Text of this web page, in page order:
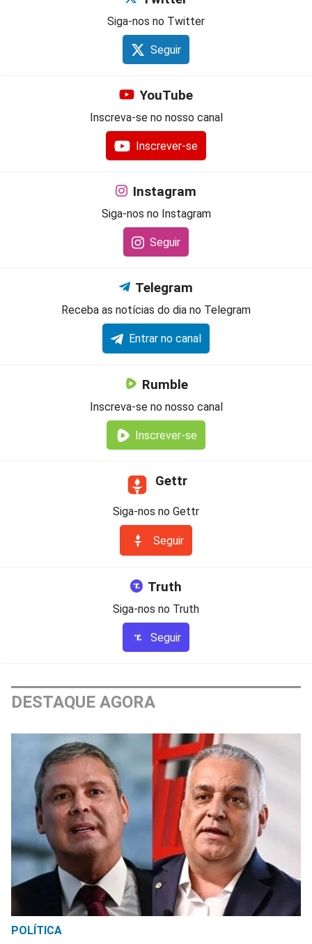
Siga-nos no Twitter
Seguir
YouTube
Inscreva-se no nosso canal
Inscrever-se
Instagram
Siga-nos no Instagram
Seguir
Telegram
Receba as notícias do dia no Telegram
Entrar no canal
Rumble
Inscreva-se no nosso canal
Inscrever-se
Gettr
Siga-nos no Gettr
Seguir
Truth
Siga-nos no Truth
Seguir
DESTAQUE AGORA
POLÍTICA